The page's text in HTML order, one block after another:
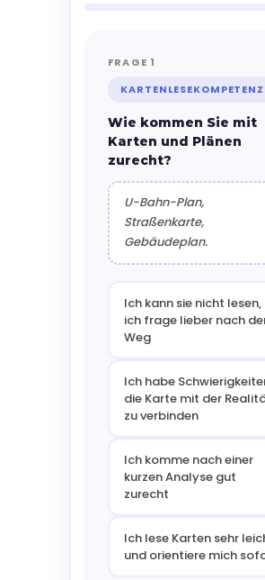
FRAGE 1
KARTENLESEKOMPETENZ
Wie kommen Sie mit
Karten und Plänen
zurecht?
U-Bahn-Plan,
Straßenkarte,
Gebäudeplan.
Ich kann sie nicht lesen,
ich frage lieber nach
Weg
Ich habe
die Karte mit der
zu verbinden
Ich komme nach einer
kurzen Analyse gut
zurecht
Ich lese Karten sehr
und orientiere mich